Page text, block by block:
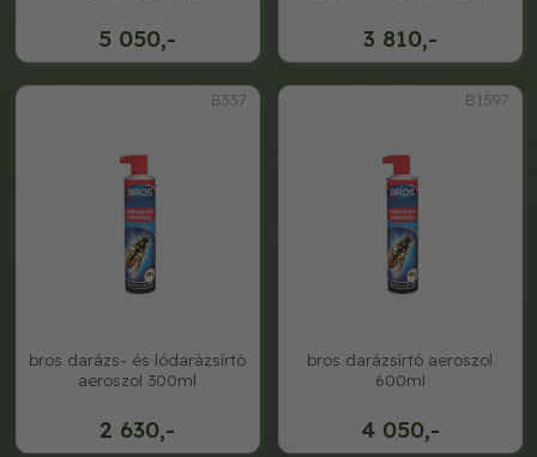
5 050,- 3 810,-
B337
2 630,-
bros darázs- és lódarázsírtó
aeroszol 300ml
B1597
4 050,-
bros darázsírtó aeroszol
600ml